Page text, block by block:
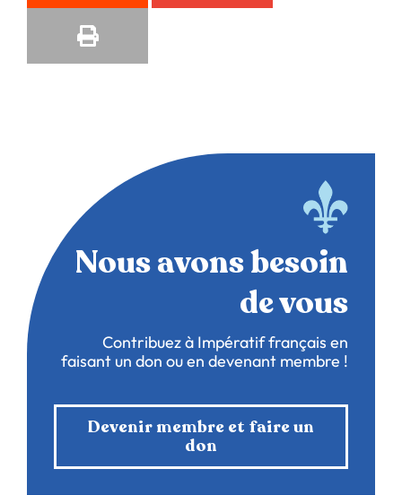
Nous avons besoin
de vous
Contribuez à Impératif français en
faisant un don ou en devenant membre !
Devenir membre et faire un
don